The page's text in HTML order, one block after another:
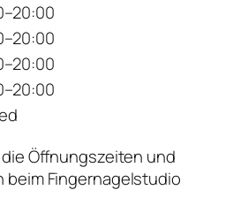
Öffnungszeiten und
beim Fingernagelstudio